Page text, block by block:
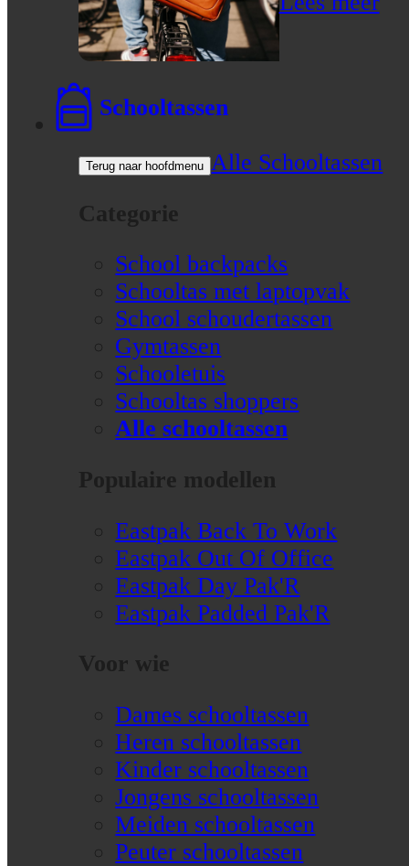
Schooltassen
Terug naar hoofdmenu Alle Schooltassen
Categorie
School backpacks
Schooltas met laptopvak
School schoudertassen
Gymtassen
Schooletuis
Schooltas shoppers
Alle schooltassen
Populaire modellen
Eastpak Back To Work
Eastpak Out Of Office
Eastpak Day Pak'R
Eastpak Padded Pak'R
Voor wie
Dames schooltassen
Heren schooltassen
Kinder schooltassen
Jongens schooltassen
Meiden schooltassen
Peuter schooltassen